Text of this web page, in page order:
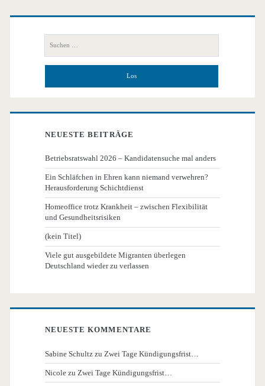
Primäre
Seitenleiste
nach:
NEUESTE BEITRÄGE
Betriebsratswahl 2026 – Kandidatensuche mal anders
Ein Schläfchen in Ehren kann niemand verwehren?
Herausforderung Schichtdienst
Homeoffice trotz Krankheit – zwischen Flexibilität
und Gesundheitsrisiken
(kein Titel)
Viele gut ausgebildete Migranten überlegen
Deutschland wieder zu verlassen
NEUESTE KOMMENTARE
Sabine Schultz zu Zwei Tage Kündigungsfrist…
Nicole zu Zwei Tage Kündigungsfrist…